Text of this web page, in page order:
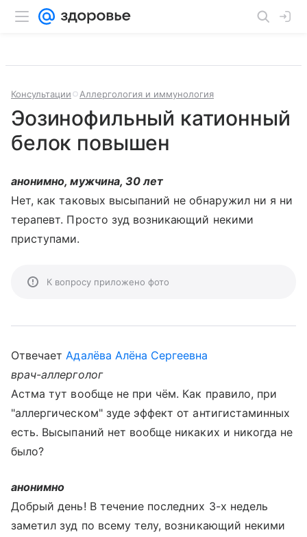
Консультации Аллергология и иммунология
Эозинофильный катионный
белок повышен
анонимно, мужчина, 30 лет
Нет, как таковых высыпаний не обнаружил ни я ни
терапевт. Просто зуд возникающий некими
приступами.
К вопросу приложено фото
ОтвечаетАдалёва Алёна Сергеевна
врач-аллерголог
Астма тут вообще не при чём. Как правило, при
"аллергическом" зуде эффект от антигистаминных
есть. Высыпаний нет вообще никаких и никогда не
было?
анонимно
Добрый день! В течение последних 3-х недель
заметил зуд по всему телу, возникающий некими